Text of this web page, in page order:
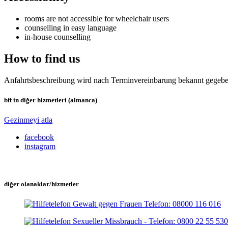
rooms are not accessible for wheelchair users
counselling in easy language
in-house counselling
How to find us
Anfahrtsbeschreibung wird nach Terminvereinbarung bekannt
bff in diğer hizmetleri (almanca)
Gezinmeyi atla
facebook
instagram
diğer olanaklar/hizmetler